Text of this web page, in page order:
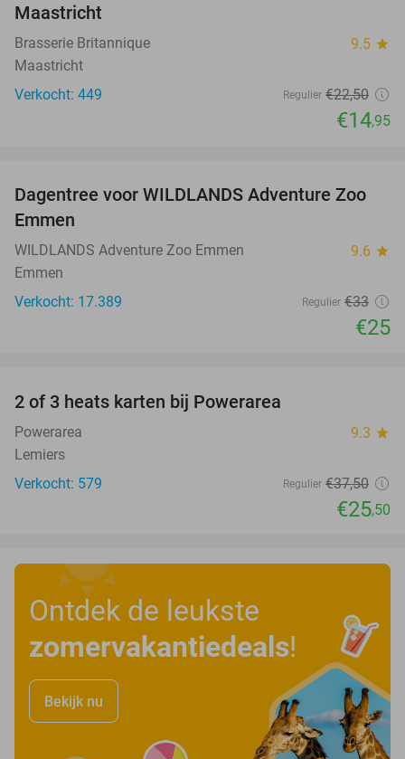
Maastricht
Brasserie Britannique 9.5 star
Maastricht
Verkocht: 449
Regulier €22,50
€14,95
24%
Dagentree voor WILDLANDS Adventure Zoo
Emmen
WILDLANDS Adventure Zoo Emmen 9.6 star
Emmen
Verkocht: 17.389
Regulier €33
€25
2 of 3 heats karten bij Powerarea
Powerarea 9.3 star
Lemiers
Verkocht: 579
Regulier €37,50
€25,50
Ontdek de leukste
zomervakantiedeals!
Bekijk nu